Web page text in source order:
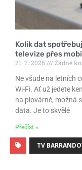
Kolik dat
televize přes
21. 7. 2026
Žádné
Ne všude na letních
Wi-Fi. Ať už jedete
na plovárně, možná
data. Je to skvělé
Přečíst »
TV